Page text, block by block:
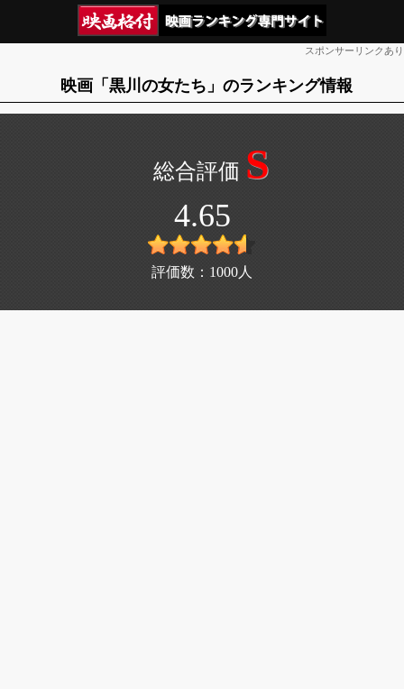
スポンサーリンクあり
映画「黒川の女たち」のランキング情報
S
4.65
評価数： 1000 人